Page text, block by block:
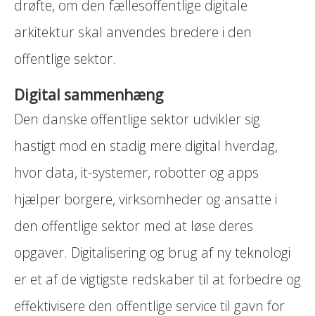
drøfte, om den fællesoffentlige digitale
arkitektur skal anvendes bredere i den
offentlige sektor.
Digital sammenhæng
Den danske offentlige sektor udvikler sig
hastigt mod en stadig mere digital hverdag,
hvor data, it-systemer, robotter og apps
hjælper borgere, virksomheder og ansatte i
den offentlige sektor med at løse deres
opgaver. Digitalisering og brug af ny teknologi
er et af de vigtigste redskaber til at forbedre og
effektivisere den offentlige service til gavn for